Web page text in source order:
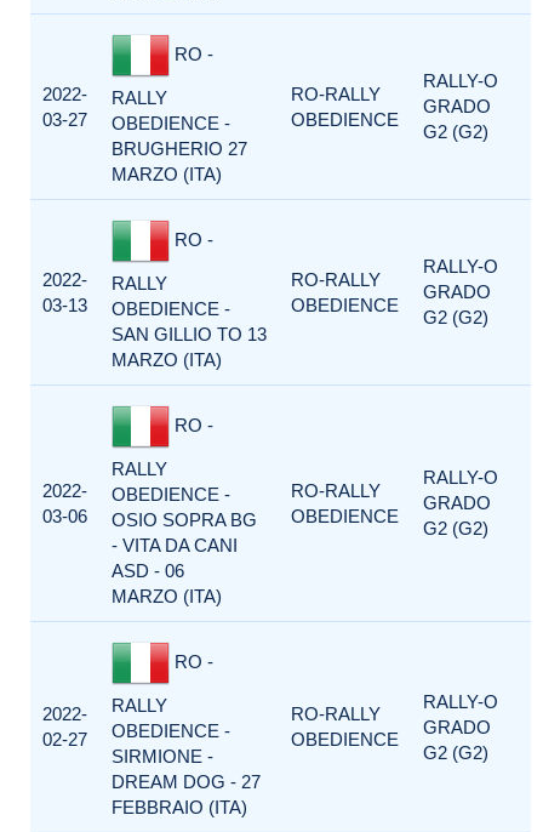
2022-
03-27
RO -
RALLY
OBEDIENCE -
BRUGHERIO 27
MARZO (ITA)
RO-RALLY
OBEDIENCE
RALLY-O
GRADO
G2 (G2)
2022-
03-13
RO -
RALLY
OBEDIENCE -
SAN GILLIO TO 13
MARZO (ITA)
RO-RALLY
OBEDIENCE
RALLY-O
GRADO
G2 (G2)
2022-
03-06
RO -
RALLY
OBEDIENCE -
OSIO SOPRA BG
- VITA DA CANI
ASD - 06
MARZO (ITA)
RO-RALLY
OBEDIENCE
RALLY-O
GRADO
G2 (G2)
2022-
02-27
RO -
RALLY
OBEDIENCE -
SIRMIONE -
DREAM DOG - 27
FEBBRAIO (ITA)
RO-RALLY
OBEDIENCE
RALLY-O
GRADO
G2 (G2)